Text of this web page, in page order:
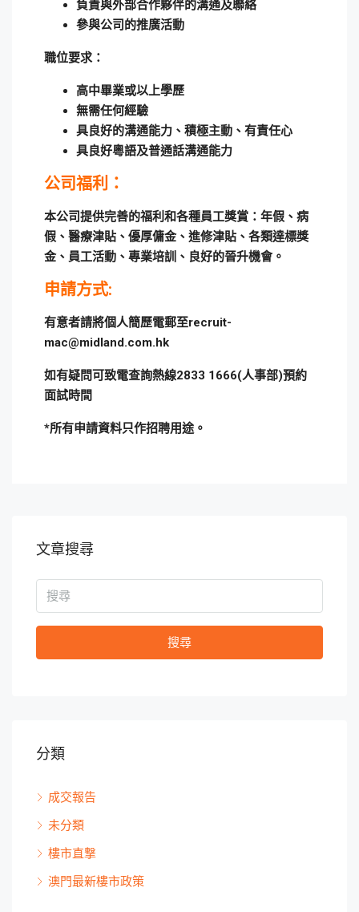
負責與外部合作夥伴的溝通及聯絡
參與公司的推廣活動
職位要求：
高中畢業或以上學歷
無需任何經驗
具良好的溝通能力、積極主動、有責任心
具良好粵語及普通話溝通能力
公司福利：
本公司提供完善的福利和各種員工獎賞：年假、病
假、醫療津貼、優厚傭金、進修津貼、各類達標獎
金、員工活動、專業培訓、良好的晉升機會。
申請方式:
有意者請將個人簡歷電郵至recruit-
mac@midland.com.hk
如有疑問可致電查詢熱線2833 1666(人事部)預約
面試時間
*所有申請資料只作招聘用途。
文章搜尋
搜尋
分類
成交報告
未分類
樓市直撃
澳門最新樓市政策